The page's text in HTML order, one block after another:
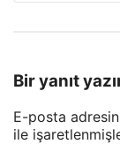
Bir yanıt
E-posta
ile